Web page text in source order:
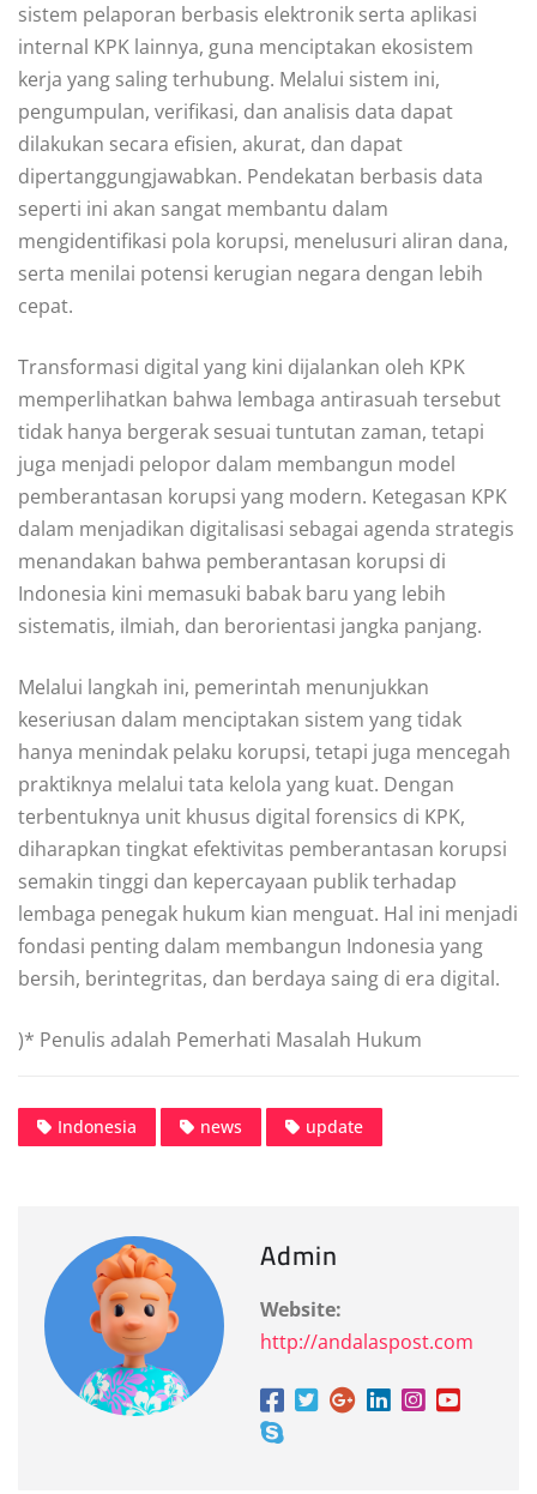
sistem pelaporan berbasis elektronik serta aplikasi
internal KPK lainnya, guna menciptakan ekosistem
kerja yang saling terhubung. Melalui sistem ini,
pengumpulan, verifikasi, dan analisis data dapat
dilakukan secara efisien, akurat, dan dapat
dipertanggungjawabkan. Pendekatan berbasis data
seperti ini akan sangat membantu dalam
mengidentifikasi pola korupsi, menelusuri aliran dana,
serta menilai potensi kerugian negara dengan lebih
cepat.
Transformasi digital yang kini dijalankan oleh KPK
memperlihatkan bahwa lembaga antirasuah tersebut
tidak hanya bergerak sesuai tuntutan zaman, tetapi
juga menjadi pelopor dalam membangun model
pemberantasan korupsi yang modern. Ketegasan KPK
dalam menjadikan digitalisasi sebagai agenda strategis
menandakan bahwa pemberantasan korupsi di
Indonesia kini memasuki babak baru yang lebih
sistematis, ilmiah, dan berorientasi jangka panjang.
Melalui langkah ini, pemerintah menunjukkan
keseriusan dalam menciptakan sistem yang tidak
hanya menindak pelaku korupsi, tetapi juga mencegah
praktiknya melalui tata kelola yang kuat. Dengan
terbentuknya unit khusus digital forensics di KPK,
diharapkan tingkat efektivitas pemberantasan korupsi
semakin tinggi dan kepercayaan publik terhadap
lembaga penegak hukum kian menguat. Hal ini menjadi
fondasi penting dalam membangun Indonesia yang
bersih, berintegritas, dan berdaya saing di era digital.
)* Penulis adalah Pemerhati Masalah Hukum
Indonesia news update
Admin
Website:
http://andalaspost.com